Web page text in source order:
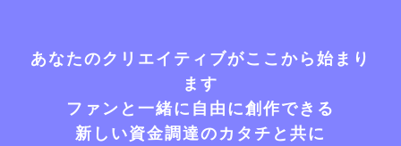
あなたのクリエイティブがここから始まり
ます
ファンと一緒に自由に創作できる
新しい資金調達のカタチと共に